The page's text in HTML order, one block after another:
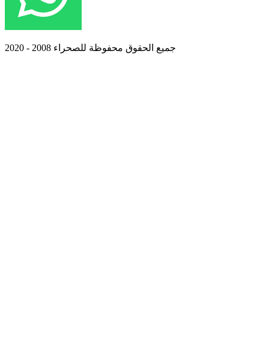
جميع الحقوق محفوظة للصحراء 2008 - 2020